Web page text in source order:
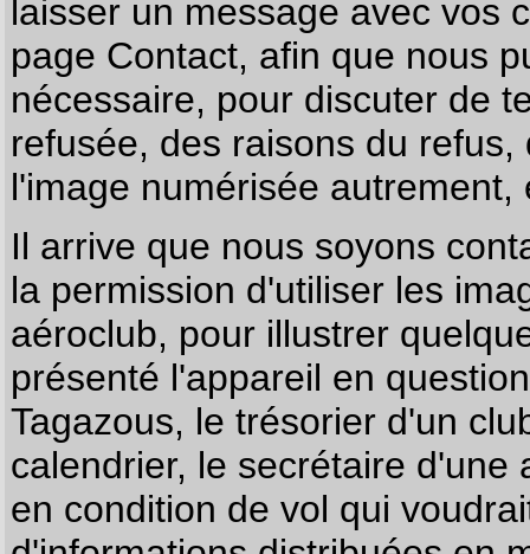
laisser un message avec vos
page Contact, afin que nous
nécessaire, pour discuter de
refusée, des raisons du
l'image numérisée autrement,
Il arrive que nous soyons
la permission d'utiliser les
aéroclub, pour illustrer
présenté l'appareil en
Tagazous, le trésorier d'un
calendrier, le secrétaire
en condition de vol qui